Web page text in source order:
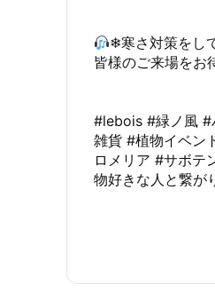
❄寒さ対策をし
皆様のご来場をお
#lebois #緑ノ風 #
雑貨 #植物イベン
ロメリア #サボテ
物好きな人と繋が